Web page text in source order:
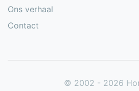
Ons verhaal
Contact
© 2002 - 2026